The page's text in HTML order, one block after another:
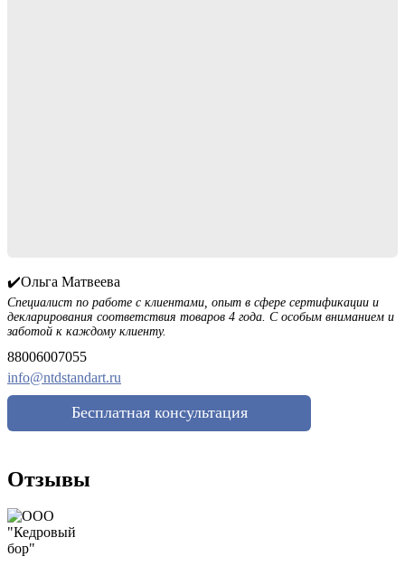
✔️Ольга Матвеева
Специалист по работе с клиентами, опыт в сфере сертификации и
декларирования соответствия товаров 4 года. С особым вниманием и
заботой к каждому клиенту.
88006007055
info@ntdstandart.ru
Бесплатная консультация
Отзывы